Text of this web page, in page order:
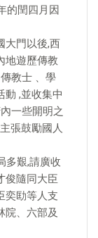
的閏四月因
大門以後,西
地遊歷傳教
教士 、學
動 ,並收集中
一些開明之
張鼓勵國人
多艱,請廣收
俊隨同大臣
奕劻等人支
院、六部及